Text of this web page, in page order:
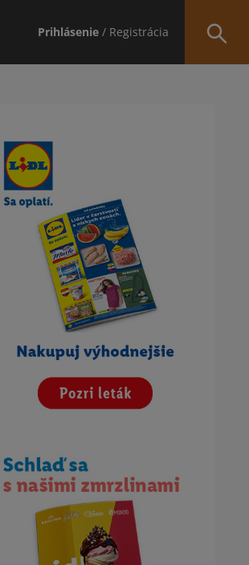
Prihlásenie / Registrácia
Obsah bočného panela